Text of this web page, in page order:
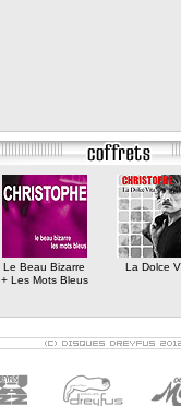
Le Beau Bizarre
+ Les Mots Bleus
La Dolce